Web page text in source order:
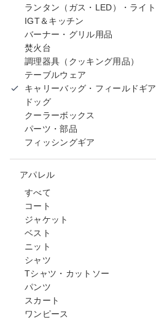
ランタン（ガス・LED）・ライト
IGT＆キッチン
バーナー・グリル用品
焚火台
調理器具（クッキング用品）
テーブルウェア
キャリーバッグ・フィールドギア
ドッグ
クーラーボックス
パーツ・部品
フィッシングギア
アパレル
すべて
コート
ジャケット
ベスト
ニット
シャツ
Tシャツ・カットソー
パンツ
スカート
ワンピース